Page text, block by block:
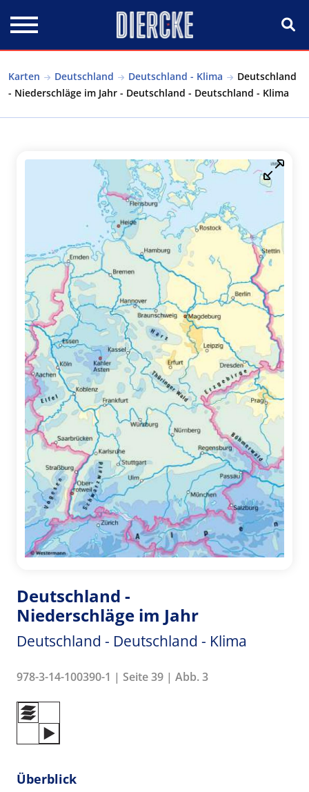
Karten Deutschland Deutschland - Klima
Deutschland
- Niederschläge im Jahr - Deutschland - Deutschland - Klima
Deutschland -
Niederschläge im Jahr
Deutschland - Deutschland - Klima
978-3-14-100390-1 | Seite 39 | Abb. 3
Überblick